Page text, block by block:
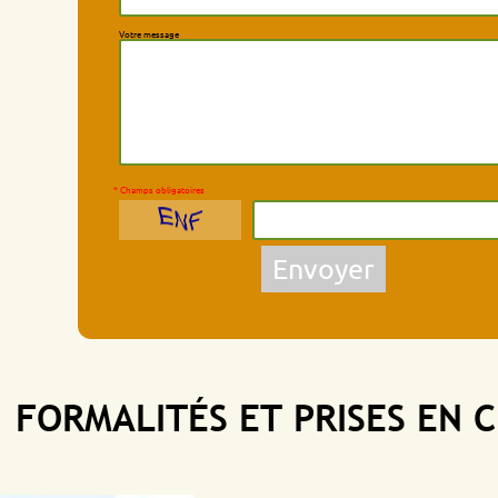
* Champs obligatoires
Envoyer
ET PRISES EN